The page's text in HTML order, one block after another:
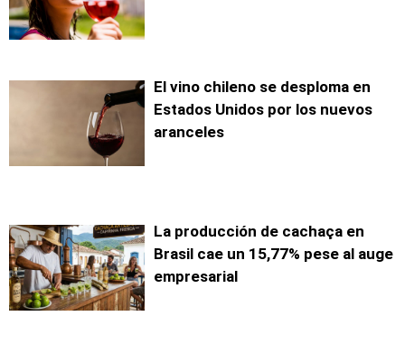
El vino chileno se desploma en
Estados Unidos por los nuevos
aranceles
La producción de cachaça en
Brasil cae un 15,77% pese al auge
empresarial